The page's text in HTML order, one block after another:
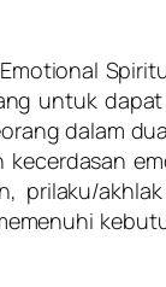
untuk
dalam
prilaku/